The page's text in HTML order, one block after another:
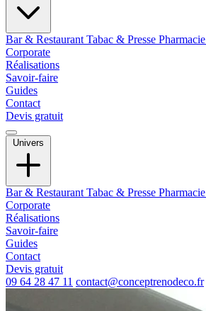
Bar & Restaurant Tabac & Presse Pharmacie
Corporate
Réalisations
Savoir-faire
Guides
Contact
Devis gratuit
Univers
Bar & Restaurant Tabac & Presse Pharmacie
Corporate
Réalisations
Savoir-faire
Guides
Contact
Devis gratuit
09 64 28 47 11 contact@conceptrenodeco.fr